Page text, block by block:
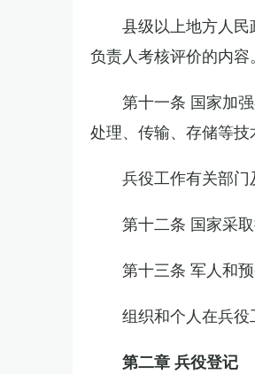
县级以上地方人
负责人考核评价的内容。
第十一条 国家加
处理、传输、存储等技
兵役工作有关部门
第十二条 国家采
第十三条 军人和
组织和个人在兵役
第二章 兵役登记